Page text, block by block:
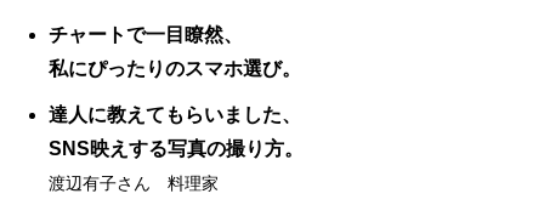
チャートで一目瞭然、
私にぴったりのスマホ選び。
達人に教えてもらいました、
SNS映えする写真の撮り方。
渡辺有子さん 料理家